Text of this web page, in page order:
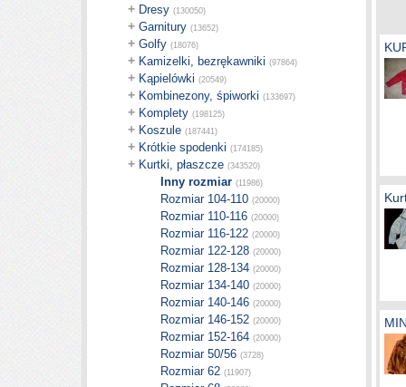
+ Dresy (130050)
+ Garnitury (13652)
+ Golfy (18076)
+ Kamizelki, bezrękawniki (97864)
+ Kąpielówki (20549)
+ Kombinezony, śpiworki (133697)
+ Komplety (198125)
+ Koszule (187441)
+ Krótkie spodenki (174185)
+ Kurtki, płaszcze (343520)
Inny rozmiar (11986)
Rozmiar 104-110 (20000)
Rozmiar 110-116 (20000)
Rozmiar 116-122 (20000)
Rozmiar 122-128 (20000)
Rozmiar 128-134 (20000)
Rozmiar 134-140 (20000)
Rozmiar 140-146 (20000)
Rozmiar 146-152 (20000)
Rozmiar 152-164 (20000)
Rozmiar 50/56 (3728)
Rozmiar 62 (11907)